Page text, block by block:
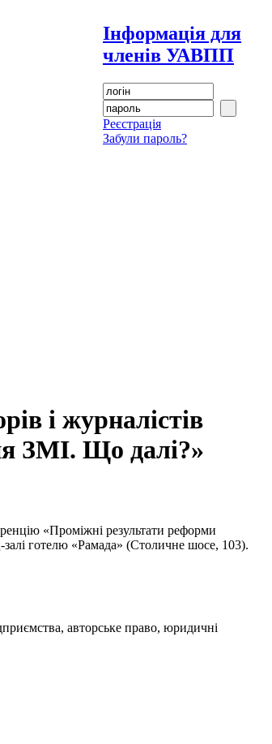
Інформація для
членів УАВПП
Реєстрація
Забули пароль?
і журналістів
ЗМІ. Що далі?»
«Проміжні результати реформи
готелю «Рамада» (Столичне шосе, 103).
авторське право, юридичні